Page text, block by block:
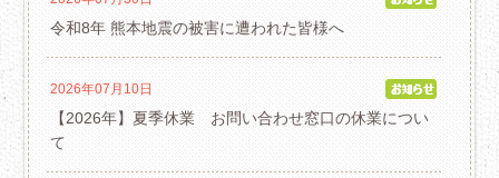
令和8年 熊本地震の被害に遭われた皆様へ
2026年07月10日
【2026年】夏季休業 お問い合わせ窓口の休業につい
て